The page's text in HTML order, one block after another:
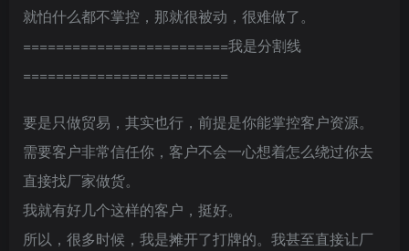
就怕什么都不掌控，那就很被动，很难做了。
=========================我是分割线
=========================
要是只做贸易，其实也行，前提是你能掌控客户资源。
需要客户非常信任你，客户不会一心想着怎么绕过你去
直接找厂家做货。
我就有好几个这样的客户，挺好。
所以，很多时候，我是摊开了打牌的。我甚至直接让厂